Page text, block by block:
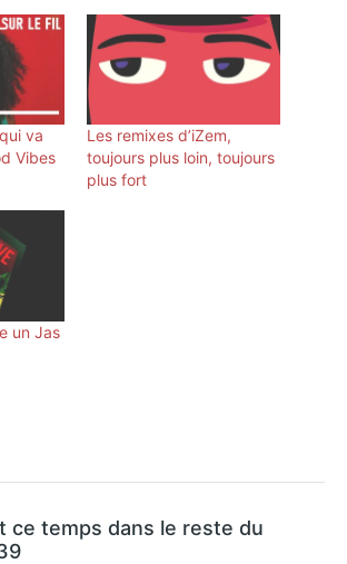
va
Vibes
Les remixes d’iZem,
toujours plus loin, toujours
plus fort
un Jas
ce temps dans le reste du